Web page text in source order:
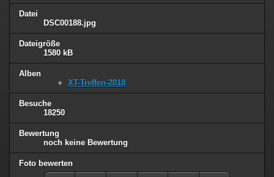
Datei
DSC00188.jpg
Dateigröße
1580 kB
Alben
XT-Treffen-2018
Besuche
18250
Bewertung
noch keine Bewertung
Foto bewerten